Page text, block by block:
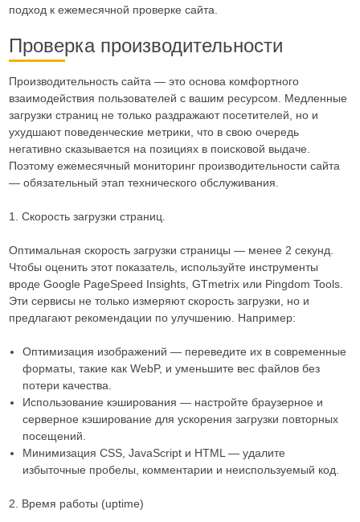
подход к ежемесячной проверке сайта.
Проверка производительности
Производительность сайта — это основа комфортного
взаимодействия пользователей с вашим ресурсом. Медленные
загрузки страниц не только раздражают посетителей, но и
ухудшают поведенческие метрики, что в свою очередь
негативно сказывается на позициях в поисковой выдаче.
Поэтому ежемесячный мониторинг производительности сайта
— обязательный этап технического обслуживания.
1. Скорость загрузки страниц.
Оптимальная скорость загрузки страницы — менее 2 секунд.
Чтобы оценить этот показатель, используйте инструменты
вроде Google PageSpeed Insights, GTmetrix или Pingdom Tools.
Эти сервисы не только измеряют скорость загрузки, но и
предлагают рекомендации по улучшению. Например:
Оптимизация изображений — переведите их в современные
форматы, такие как WebP, и уменьшите вес файлов без
потери качества.
Использование кэширования — настройте браузерное и
серверное кэширование для ускорения загрузки повторных
посещений.
Минимизация CSS, JavaScript и HTML — удалите
избыточные пробелы, комментарии и неиспользуемый код.
2. Время работы (uptime)